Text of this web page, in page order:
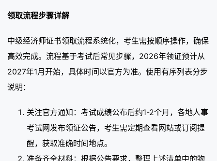
领取流程步骤详解
中级经济师证书领取流程系统化，考生需按顺序操作，确保
高效完成。流程基于考试后常见步骤，2026年领证预计从
2027年1月开始，具体时间以官方为准。使用有序列表分步
说明：
关注官方通知：考试成绩公布后约1-2个月，各地人事
考试网发布领证公告，考生需定期查看网站或订阅提
醒，获取准确时间地点。
准备齐全材料：根据公告要求，整理上述清单中的物